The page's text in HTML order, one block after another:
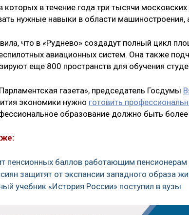
которых в течение года три тысячи
нужные навыки в области машиностроения,
что в «Руднево» создадут полный цикл
авиационных систем. Она также
еще 800 пространств для обучения
газета», председатель Госдумы
экономики нужно готовить
образование должно быть
пенсионных баллов работающим пенсионерам
защитят от экспансии западного образа
учебник «История России» поступил в вузы